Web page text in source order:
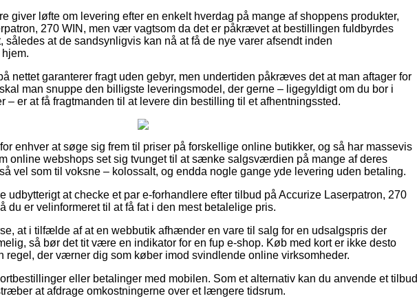
giver løfte om levering efter en enkelt hverdag på mange af shoppens produkter,
270 WIN, men vær vagtsom da det er påkrævet at bestillingen fuldbyrdes
således at de sandsynligvis kan nå at få de nye varer afsendt inden
nettet garanterer fragt uden gebyr, men undertiden påkræves det at man aftager for
man snuppe den billigste leveringsmodel, der gerne – ligegyldigt om du bor i
– er at få fragtmanden til at levere din bestilling til et afhentningssted.
enhver at søge sig frem til priser på forskellige online butikker, og så har massevis
online webshops set sig tvunget til at sænke salgsværdien på mange af deres
vel som til voksne – kolossalt, og endda nogle gange yde levering uden betaling.
udbytterigt at checke et par e-forhandlere efter tilbud på Accurize Laserpatron, 270
du er velinformeret til at få fat i den mest betalelige pris.
at i tilfælde af at en webbutik afhænder en vare til salg for en udsalgspris der
så bør det tit være en indikator for en fup e-shop. Køb med kort er ikke desto
regel, der værner dig som køber imod svindlende online virksomheder.
eller betalinger med mobilen. Som et alternativ kan du anvende et tilbud
at afdrage omkostningerne over et længere tidsrum.